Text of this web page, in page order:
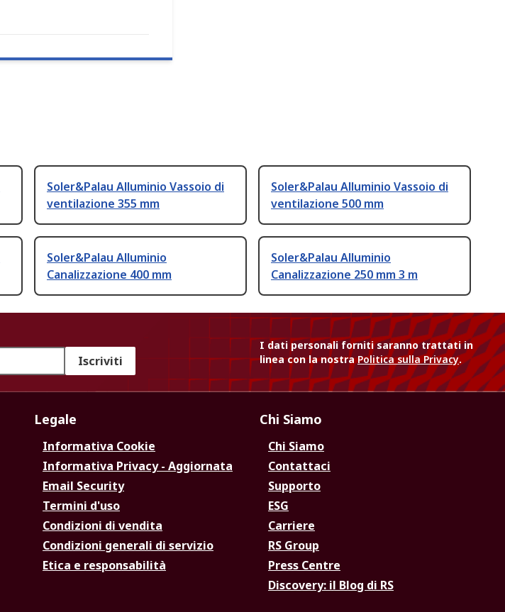
Soler&Palau Alluminio Vassoio di
ventilazione 355 mm
Soler&Palau Alluminio Vassoio di
ventilazione 500 mm
Soler&Palau Alluminio
Canalizzazione 400 mm
Soler&Palau Alluminio
Canalizzazione 250 mm 3 m
Iscriviti
I dati personali forniti saranno trattati in
linea con la nostraPolitica sulla Privacy.
Legale
Informativa Cookie
Informativa Privacy - Aggiornata
Email Security
Termini d'uso
Condizioni di vendita
Condizioni generali di servizio
Etica e responsabilità
Chi Siamo
Chi Siamo
Contattaci
Supporto
ESG
Carriere
RS Group
Press Centre
Discovery: il Blog di RS